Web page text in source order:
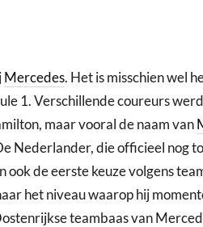
Mercedes. Het is misschien wel
1. Verschillende coureurs
maar vooral de naam van
Nederlander, die officieel nog
ook de eerste keuze volgens
het niveau waarop hij
teambaas van